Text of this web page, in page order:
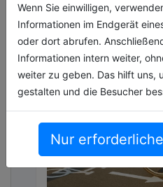
Wenn Sie einwilligen,
Informationen im Endgerät
oder dort abrufen.
Informationen intern weiter,
weiter zu geben. Das hilft uns,
gestalten und die Besucher
Nur
unterstützt das Land die
auf einen
Beschaffung der
das Jahr 2025 einen
Millionen Euro bereit.